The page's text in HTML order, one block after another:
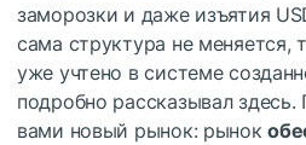
заморозки и даже изъятия
сама структура не меняется,
уже учтено в системе
подробно рассказывал
вами новый рынок: рынок